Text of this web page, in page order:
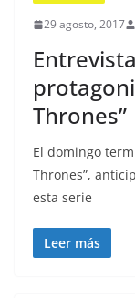
29 agosto, 2017
Thrones”
El domingo
Thrones”,
esta serie
Leer más